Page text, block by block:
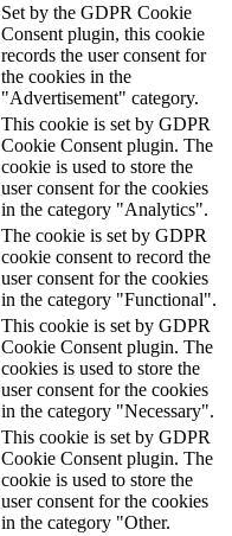
Set by the GDPR Cookie
Consent plugin, this cookie
records the user consent for
the cookies in the
"Advertisement" category.
This cookie is set by GDPR
Cookie Consent plugin. The
cookie is used to store the
user consent for the cookies
in the category "Analytics".
The cookie is set by GDPR
cookie consent to record the
user consent for the cookies
in the category "Functional".
This cookie is set by GDPR
Cookie Consent plugin. The
cookies is used to store the
user consent for the cookies
in the category "Necessary".
This cookie is set by GDPR
Cookie Consent plugin. The
cookie is used to store the
user consent for the cookies
in the category "Other.